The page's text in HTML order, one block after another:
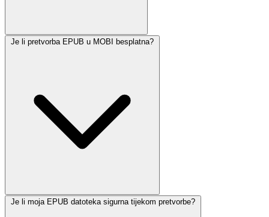
Je li pretvorba EPUB u MOBI besplatna?
Je li moja EPUB datoteka sigurna tijekom pretvorbe?